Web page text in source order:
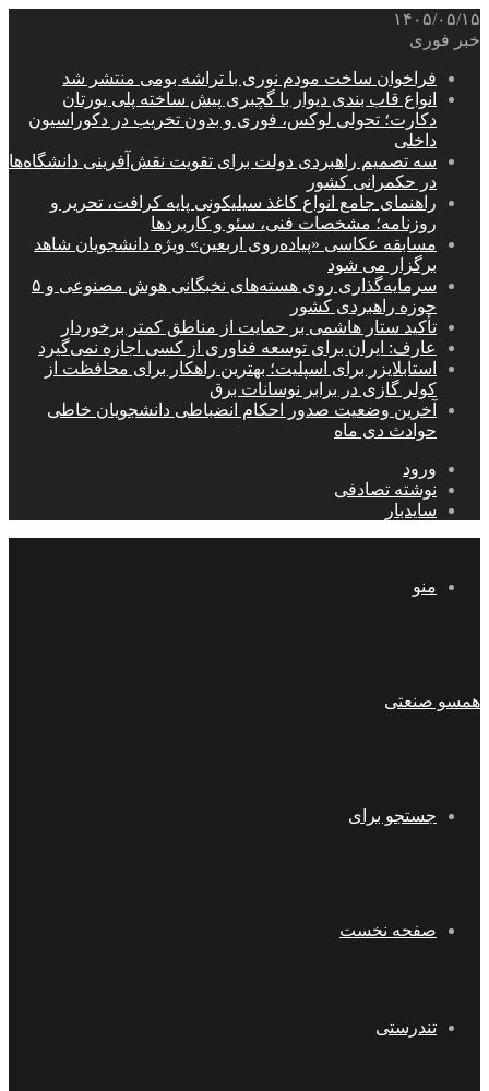
۱۴۰۵/۰۵/۱۵
خبر فوری
فراخوان ساخت مودم نوری با تراشه بومی منتشر شد
انواع قاب بندی دیوار با گچبری پیش ساخته پلی یورتان
دکارت؛ تحولی لوکس، فوری و بدون تخریب در دکوراسیون
داخلی
سه تصمیم راهبردی دولت برای تقویت نقش‌آفرینی دانشگاه‌ها
در حکمرانی کشور
راهنمای جامع انواع کاغذ سیلیکونی پایه کرافت، تحریر و
روزنامه؛ مشخصات فنی، سئو و کاربردها
مسابقه عکاسی «پیاده‌روی اربعین» ویژه دانشجویان شاهد
برگزار می شود
سرمایه‌گذاری روی هسته‌های نخبگانی هوش مصنوعی و ۵
حوزه راهبردی کشور
تأکید ستار هاشمی بر حمایت از مناطق کمتر برخوردار
عارف: ایران برای توسعه فناوری از کسی اجازه نمی‌گیرد
استابلایزر برای اسپلیت؛ بهترین راهکار برای محافظت از
کولر گازی در برابر نوسانات برق
آخرین وضعیت صدور احکام انضباطی دانشجویان خاطی
حوادث دی ماه
ورود
نوشته تصادفی
سایدبار
منو
همسو صنعتی
جستجو برای
صفحه نخست
تندرستی